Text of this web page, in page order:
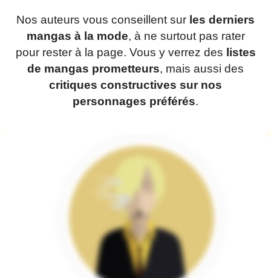
Nos auteurs vous conseillent sur les derniers
mangas à la mode, à ne surtout pas rater
pour rester à la page. Vous y verrez des listes
de mangas prometteurs, mais aussi des
critiques constructives sur nos
personnages préférés.